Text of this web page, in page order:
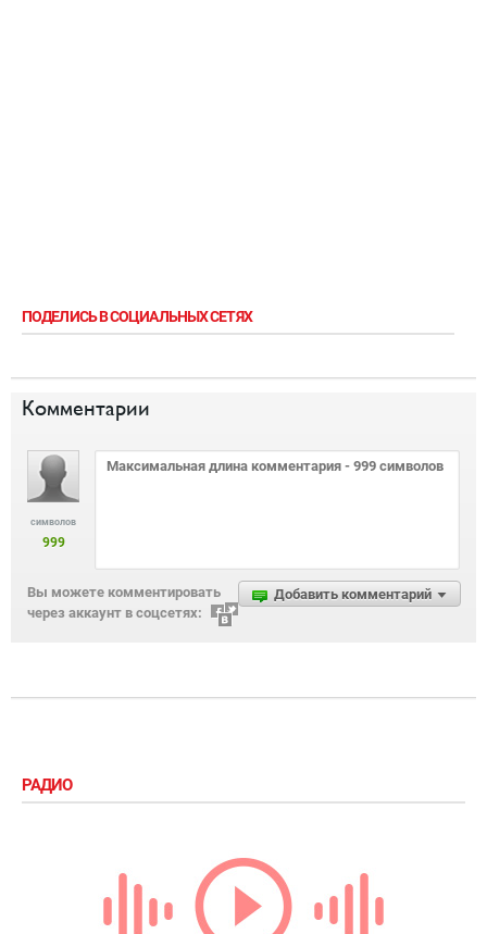
ПОДЕЛИСЬ В СОЦИАЛЬНЫХ СЕТЯХ
Комментарии
символов
999
Добавить комментарий
Вы можете комментировать
через аккаунт в соцсетях:
РАДИО